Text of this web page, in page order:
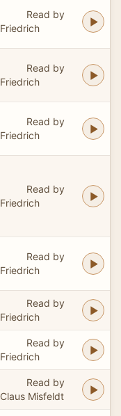
Read by
Friedrich
Read by
Friedrich
Read by
Friedrich
Read by
Friedrich
Read by
Friedrich
Read by
Friedrich
Read by
Friedrich
Read by
Claus Misfeldt